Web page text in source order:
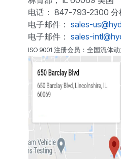
电话： 847-793-2300 分
电子邮件： sales-
电子邮件： sales-
ISO 9001 注册会员：全国流体